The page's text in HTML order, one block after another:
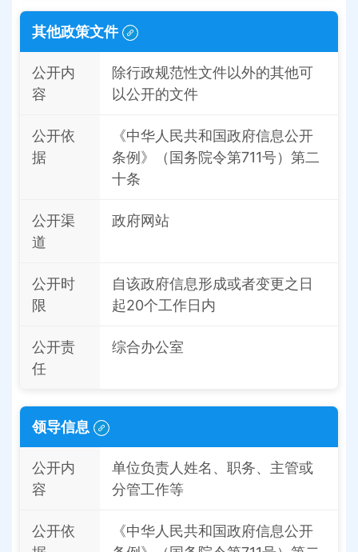
其他政策文件
公开内
容
除行政规范性文件以外的其他可
以公开的文件
公开依
据
《中华人民共和国政府信息公开
条例》（国务院令第711号）第二
十条
公开渠
道
政府网站
公开时
限
自该政府信息形成或者变更之日
起20个工作日内
公开责
任
综合办公室
领导信息
公开内
容
单位负责人姓名、职务、主管或
分管工作等
公开依
《中华人民共和国政府信息公开